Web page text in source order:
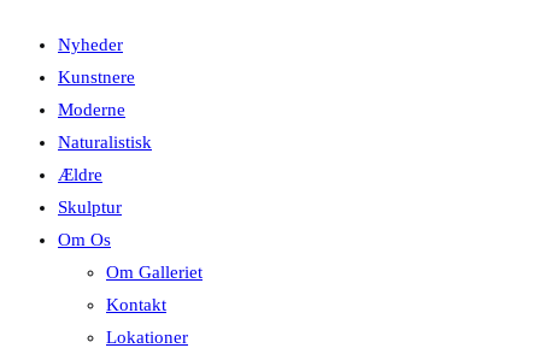
Nyheder
Kunstnere
Moderne
Naturalistisk
Ældre
Skulptur
Om Os
Om Galleriet
Kontakt
Lokationer